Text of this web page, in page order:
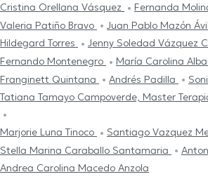
Cristina Orellana Vásquez
Fernanda
Valeria Patiño Bravo
Juan Pablo Mazón
Hildegard Torres
Jenny Soledad Vázquez
Fernando Montenegro
María Carolina
Franginett Quintana
Andrés Padilla
Tatiana Tamayo Campoverde, Master
Marjorie Luna Tinoco
Santiago Vazquez
Stella Marina Caraballo Santamaria
Andrea Carolina Macedo Anzola